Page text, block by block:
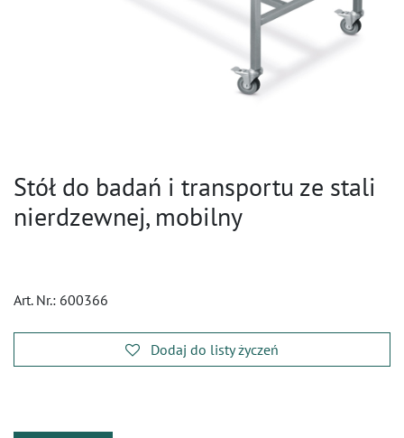
Stół do badań i transportu ze stali
nierdzewnej, mobilny
Art. Nr.: 600366
Dodaj do listy życzeń